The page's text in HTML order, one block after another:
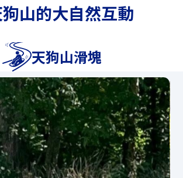
山的大自然互動
天狗山滑塊
（星期六）～5月22日（星期
月18日（星期六）～8月30日（星
10月13日（星期二）～11月3日
、假日）期間每天開放，僅週六
他假日開放。
日活動取消，滑塊也可能因天氣
因而開放。）
11:30至12:30休息。
（以先到先得的原則接受預訂）
]對象年齡：小學生以上、身高